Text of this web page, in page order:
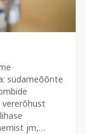
südameõõnte
jm,…